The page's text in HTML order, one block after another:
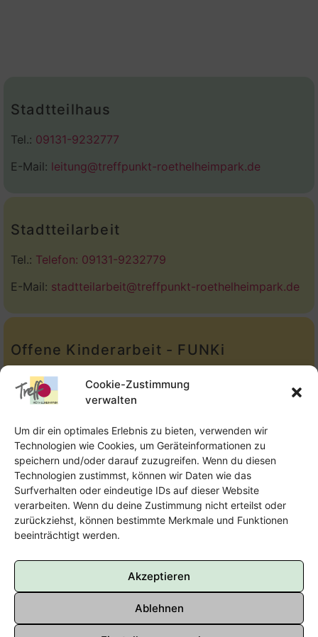
Cookie-Zustimmung
verwalten
Um dir ein optimales Erlebnis zu bieten, verwenden wir
Technologien wie Cookies, um Geräteinformationen zu
speichern und/oder darauf zuzugreifen. Wenn du diesen
Technologien zustimmst, können wir Daten wie das
Surfverhalten oder eindeutige IDs auf dieser Website
verarbeiten. Wenn du deine Zustimmung nicht erteilst oder
zurückziehst, können bestimmte Merkmale und Funktionen
beeinträchtigt werden.
Akzeptieren
Ablehnen
Stadtteilhaus
Tel.: 09131-9232777
E-Mail: leitung@treffpunkt-roethelheimpark.de
Stadtteilarbeit
Tel.: Telefon: 09131-9232779
E-Mail: stadtteilarbeit@treffpunkt-roethelheimpark.de
Offene Kinderarbeit - FUNKi
Tel.:Telefon: 09131-610749
E-Mail:oka@treffpunkt-roethelheimpark.de
Offene Jugendarbeit - Easthouse
Tel:
09131–302259
E-Mail:oja@treffpunkt-roethelheimpark.de